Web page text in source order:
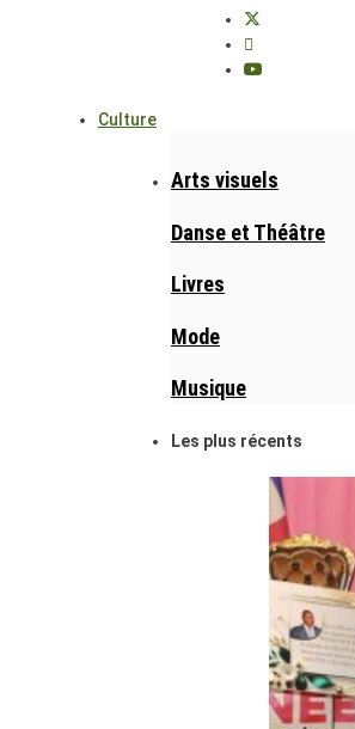
Culture
Arts visuels
Danse et Théâtre
Livres
Mode
Musique
Les plus récents